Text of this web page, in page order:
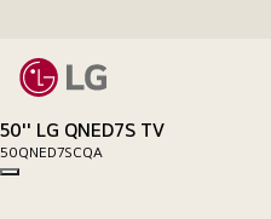
50'' LG QNED7S TV
50QNED7SCQA
Copy model name